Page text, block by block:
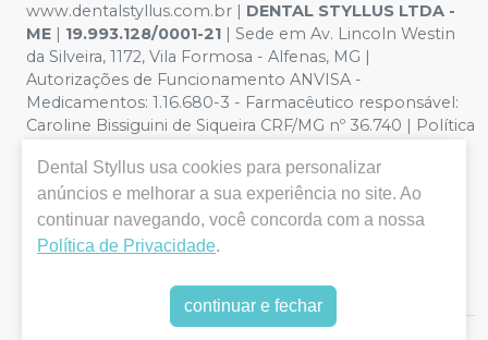
www.dentalstyllus.com.br | DENTAL STYLLUS LTDA -
ME
19.993.128/0001-21 | Sede em Av. Lincoln Westin
da Silveira, 1172, Vila Formosa - Alfenas, MG |
Autorizações de Funcionamento ANVISA -
Medicamentos: 1.16.680-3 - Farmacêutico responsável:
Caroline Bissiguini de Siqueira CRF/MG nº 36.740 | Política
ilustrativas - Os preços e condições da loja virtual estão
sujeitos a alterações. Em caso de divergência de preços
no site, o valor válido é o do Carrinho de Compra. Não
vendemos por atacado, por isso nos reservamos o
Dental Styllus usa cookies para personalizar
anúncios e melhorar a sua experiência no site. Ao
continuar navegando, você concorda com a nossa
Política de Privacidade.
continuar e fechar